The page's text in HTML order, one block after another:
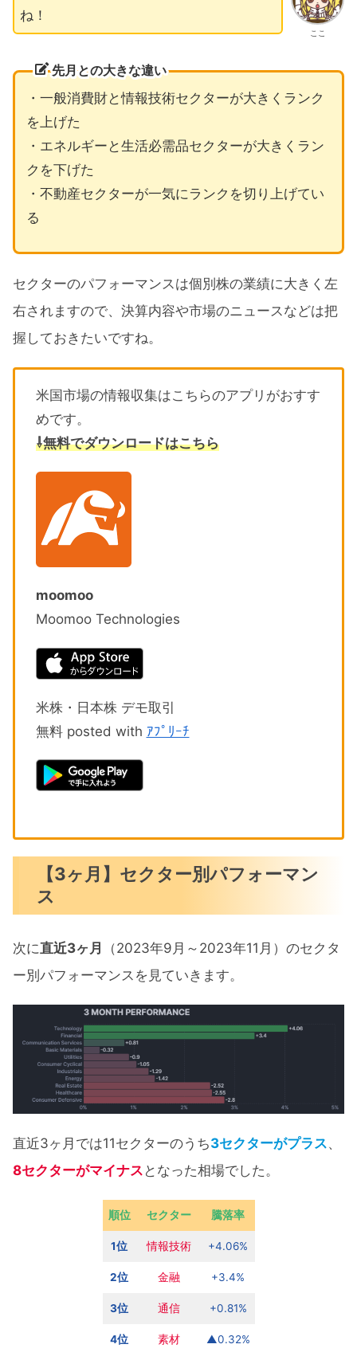
ここ
ね！
先月との大きな違い
・一般消費財と情報技術セクターが大きくランク
を上げた
・エネルギーと生活必需品セクターが大きくラン
クを下げた
・不動産セクターが一気にランクを切り上げてい
る
セクターのパフォーマンスは個別株の業績に大きく左
右されますので、決算内容や市場のニュースなどは把
握しておきたいですね。
米国市場の情報収集はこちらのアプリがおすす
めです。
⇩無料でダウンロードはこちら
moomoo
Moomoo Technologies
米株・日本株 デモ取引
無料 posted with ｱﾌﾟﾘｰﾁ
【3ヶ月】セクター別パフォーマン
ス
次に直近3ヶ月
（2023年9月～2023年11月）のセクタ
ー別パフォーマンスを見ていきます。
直近3ヶ月では11セクターのうち3セクターがプラス、
8セクターがマイナス となった相場でした。
順位 セクター 騰落率
1位 情報技術 +4.06%
2位 金融 +3.4%
3位 通信 +0.81%
4位 素材 ▲0.32%